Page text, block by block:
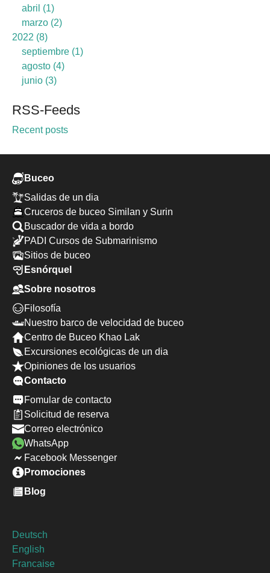
abril
1
marzo 2
2022 8
septiembre 1
agosto 4
junio 3
RSS-Feeds
Recent posts
Buceo
Salidas de un dia
Cruceros de buceo Similan y Surin
Buscador de vida a bordo
PADI Cursos de Submarinismo
Sitios de buceo
Esnórquel
Sobre nosotros
Filosofía
Nuestro barco de velocidad de buceo
Centro de Buceo Khao Lak
Excursiones ecológicas de un dia
Opiniones de los usuarios
Contacto
Fomular de contacto
Solicitud de reserva
Correo electrónico
WhatsApp
Facebook Messenger
Promociones
Blog
Deutsch
English
Francaise